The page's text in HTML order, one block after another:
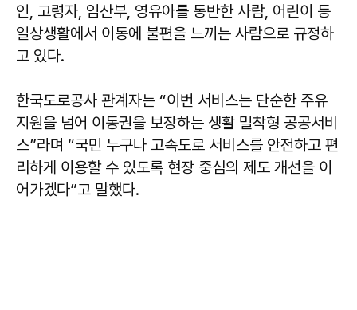
인, 고령자, 임산부, 영유아를 동반한 사람, 어린이 등
일상생활에서 이동에 불편을 느끼는 사람으로 규정하
고 있다.
한국도로공사 관계자는 “이번 서비스는 단순한 주유
지원을 넘어 이동권을 보장하는 생활 밀착형 공공서비
스”라며 “국민 누구나 고속도로 서비스를 안전하고 편
리하게 이용할 수 있도록 현장 중심의 제도 개선을 이
어가겠다”고 말했다.